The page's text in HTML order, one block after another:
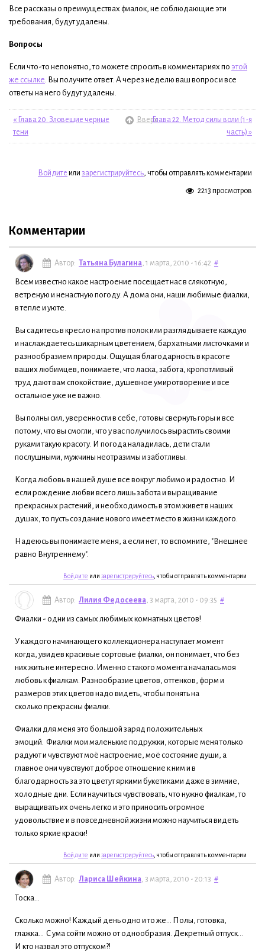
Все рассказы о преимуществах фиалок, не соблюдающие эти
требования, будут удалены.
Вопросы
Если что-то непонятно, то можете спросить в комментариях по этой
же ссылке. Вы получите ответ. А через неделю ваш вопрос и все
ответы на него будут удалены.
« Глава 20. Зловещие черные
тени
ВверхГлава 22. Метод силы воли (1-я
часть) »
Войдите или зарегистрируйтесь, чтобы отправлять комментарии
2213 просмотров
Комментарии
Автор: Татьяна Булагина , 1 марта, 2010 - 16:42 #
Всем известно какое настроение посещает нас в слякотную,
ветреную и ненастную погоду. А дома они, наши любимые фиалки,
в тепле и уюте.
Вы садитесь в кресло на против полок или разглядываете каждую
и наслаждаетесь шикарным цветением, бархатными листочками и
разнообразием природы. Ощущая благодарность в красоте
ваших любимцев, понимаете, что ласка, забота, кропотливый
труд дают вам спокойствие, душевное умиротворение и все
остальное уже не важно.
Вы полны сил, уверенности в себе, готовы свернуть горы и все
потому, что вы смогли, что у вас получилось вырастить своими
руками такую красоту. И погода наладилась, дети стали
послушными, мужчины неотразимы и заботливы.
Когда любовь в нашей душе все вокруг любимо и радостно. И
если рождение любви всего лишь забота и выращивание
прекрасных растений, и необходимость в этом живет в наших
душах, то пусть создание нового имеет место в жизни каждого.
Надеюсь вы понимаете меня, а если нет, то вспомните, "Внешнее
равно Внутреннему".
Войдите или зарегистрируйтесь , чтобы отправлять комментарии
Автор: Лилия Федосеева , 3 марта, 2010 - 09:35 #
Фиалки - одни из самых любимых комнатных цветов!
У каждого начинающего коллекционера наступает момент
когда, увидев красивые сортовые фиалки, он понимает, что без
них жить не интересно. Именно с такого момента началась моя
любовь к фиалкам. Разнообразие цветов, оттенков, форм и
размеров этих цветов надо видеть, чтобы понять на
сколько прекрасны фиалки.
Фиалки для меня это большой заряд положительных
эмоций. Фиалки мои маленькие подружки, которые меня только
радуют и чувствуют моё настроение, моё состояние души, а
главное они чувствуют доброе отношение к ним и в
благодарность за это цветут яркими букетиками даже в зимние,
холодные дни. Если научиться чувствовать, что нужно фиалкам, то
выращивать их очень легко и это приносить огромное
удовольствие и в повседневной жизни можно научиться видеть
только яркие краски!
Войдите или зарегистрируйтесь , чтобы отправлять комментарии
Автор: Лариса Шейкина , 3 марта, 2010 - 20:13 #
Тоска…
Сколько можно! Каждый день одно и то же… Полы, готовка,
глажка… С ума сойти можно от однообразия. Декретный отпуск...
И кто назвал это отпуском?!